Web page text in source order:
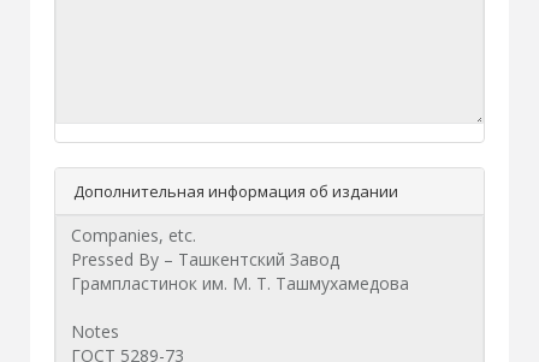
Дополнительная информация об издании